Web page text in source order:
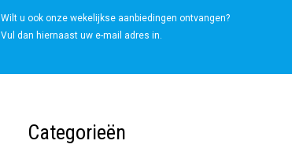
Wilt u ook onze wekelijkse aanbiedingen ontvangen?
Vul dan hiernaast uw e-mail adres in.
Categorieën